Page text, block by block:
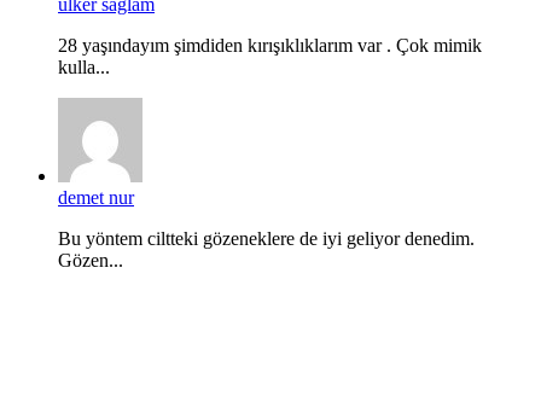
28 yaşındayım şimdiden kırışıklıklarım var . Çok mimik
kulla...
demet nur
Bu yöntem ciltteki gözeneklere de iyi geliyor denedim.
Gözen...